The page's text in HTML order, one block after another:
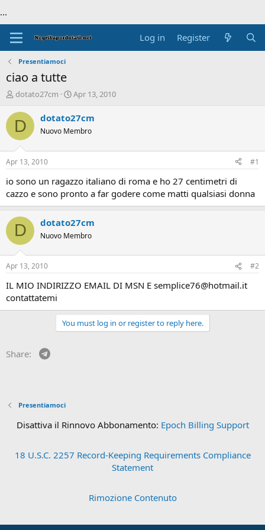
...
Log in Register
Presentiamoci
ciao a tutte
T
r
d
t
a
t
r
dotato27cm
S
a
t
t
e
Apr 13, 2010
D dotato27cm
Nuovo Membro
Apr 13, 2010 #1
io sono un ragazzo italiano di roma e ho 27 centimetri di
cazzo e sono pronto a far godere come matti qualsiasi donna
D dotato27cm
Nuovo Membro
Apr 13, 2010 #2
IL MIO INDIRIZZO EMAIL DI MSN E semplice76@hotmail.it
contattatemi
You must log in or register to reply here.
Share:
Presentiamoci
Disattiva il Rinnovo Abbonamento: Epoch Billing Support
18 U.S.C. 2257 Record-Keeping Requirements Compliance
Statement
Rimozione Contenuto